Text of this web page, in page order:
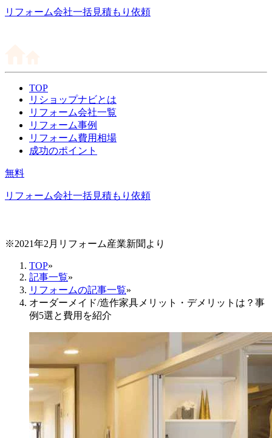
リフォーム会社一括見積もり依頼
TOP
リショップナビとは
リフォーム会社一覧
リフォーム事例
リフォーム費用相場
成功のポイント
無料
リフォーム会社一括見積もり依頼
※2021年2月リフォーム産業新聞より
TOP»
記事一覧»
リフォームの記事一覧»
オーダーメイド/造作家具メリット・デメリットは？事
例5選と費用を紹介